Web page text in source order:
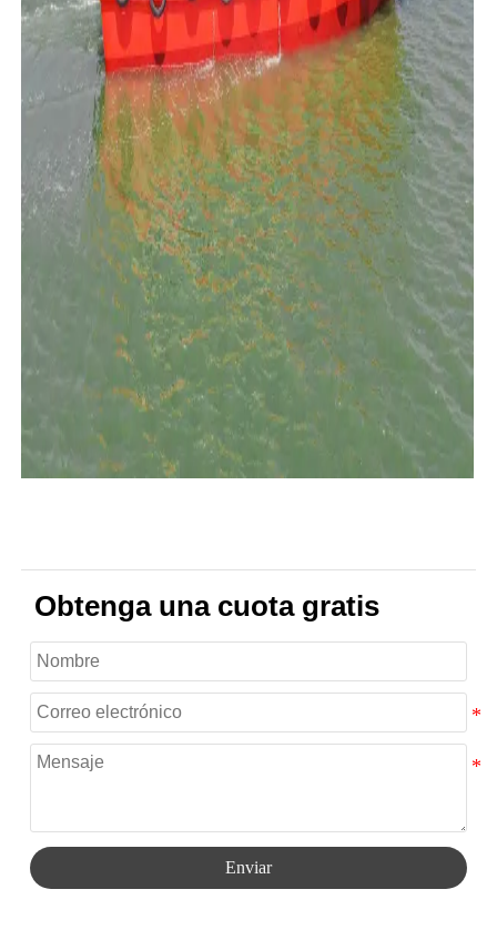
Obtenga una cuota gratis
Enviar